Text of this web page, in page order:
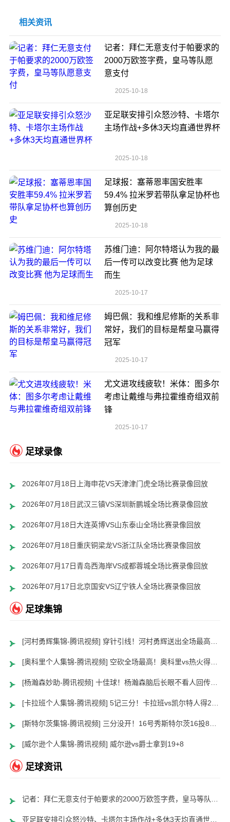
相关资讯
记者：拜仁无意支付于帕要求的
2000万欧签字费，皇马等队愿
意支付
2025-10-18
亚足联安排引众怒沙特、卡塔尔
主场作战+多休3天均直通世界杯
2025-10-18
足球报：塞蒂恩率国安胜率
59.4% 拉米罗若带队拿足协杯也
算创历史
2025-10-18
苏维门迪：阿尔特塔认为我的最
后一传可以改变比赛 他为足球
而生
2025-10-17
姆巴佩：我和维尼修斯的关系非
常好，我们的目标是帮皇马赢得
冠军
2025-10-17
尤文进攻线疲软！米体：图多尔
考虑让戴维与弗拉霍维奇组双前
锋
2025-10-17
足球录像
2026年07月18日上海申花VS天津津门虎全场比赛录像回放
2026年07月18日武汉三镇VS深圳新鹏城全场比赛录像回放
2026年07月18日大连英博VS山东泰山全场比赛录像回放
2026年07月18日重庆铜梁龙VS浙江队全场比赛录像回放
2026年07月17日青岛西海岸VS成都蓉城全场比赛录像回放
2026年07月17日北京国安VS辽宁铁人全场比赛录像回放
足球集锦
[河村勇辉集锦-腾讯视频] 穿针引线！河村勇辉送出全场最高12助攻 8中2拿到5分5板
[奥科里个人集锦-腾讯视频] 空砍全场最高！奥科里vs热火得27分4板
[杨瀚森妙助-腾讯视频] 十佳球！杨瀚森脑后长眼不看人回传助队友暴扣
[卡拉班个人集锦-腾讯视频] 5记三分！卡拉班vs凯尔特人得21+8
[斯特尔茨集锦-腾讯视频] 三分没开！16号秀斯特尔茨16投8中&三分8中2得到22分2板6助
[威尔逊个人集锦-腾讯视频] 威尔逊vs爵士拿到19+8
足球资讯
记者：拜仁无意支付于帕要求的2000万欧签字费，皇马等队愿意支付
亚足联安排引众怒沙特、卡塔尔主场作战+多休3天均直通世界杯